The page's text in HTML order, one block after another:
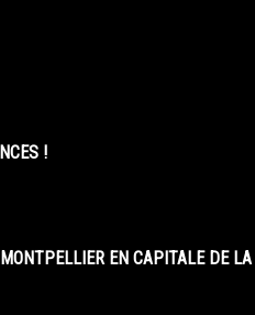
!
EN CAPITALE DE